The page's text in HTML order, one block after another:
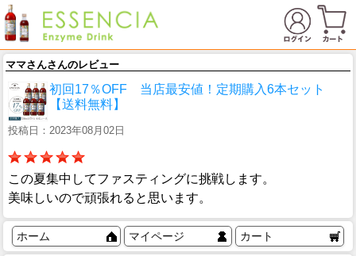
ママさんさんのレビュー
初回17％OFF 当店最安値！定期購入6本セット
【送料無料】
投稿日：2023年08月02日
この夏集中してファスティングに挑戦します。
美味しいので頑張れると思います。
ホーム マイページ カート